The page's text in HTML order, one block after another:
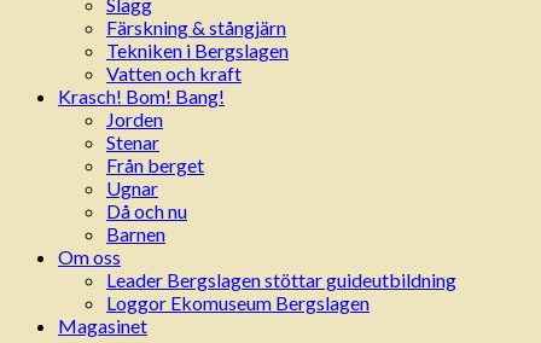
Färskning & stångjärn
Tekniken i Bergslagen
Vatten och kraft
Krasch! Bom! Bang!
Jorden
Stenar
Från berget
Ugnar
Då och nu
Barnen
Om oss
Leader Bergslagen stöttar guideutbildning
Loggor Ekomuseum Bergslagen
Magasinet